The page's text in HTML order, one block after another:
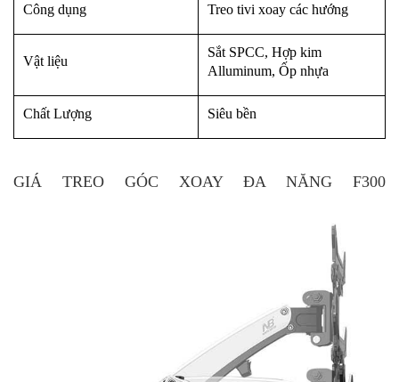
Công dụng Treo tivi xoay các hướng
Vật liệu
Sắt SPCC, Hợp kim
Alluminum, Ốp nhựa
Chất Lượng Siêu bền
GIÁ TREO GÓC XOAY ĐA NĂNG F300